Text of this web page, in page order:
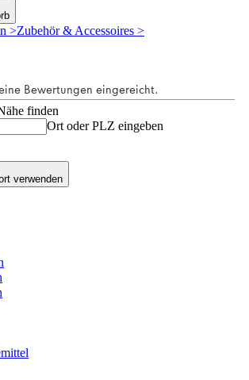
>Zubehör & Accessoires >
finden
Ort oder PLZ eingeben
verwenden